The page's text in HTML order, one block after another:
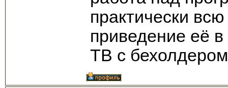
практически
приведение её
ТВ с